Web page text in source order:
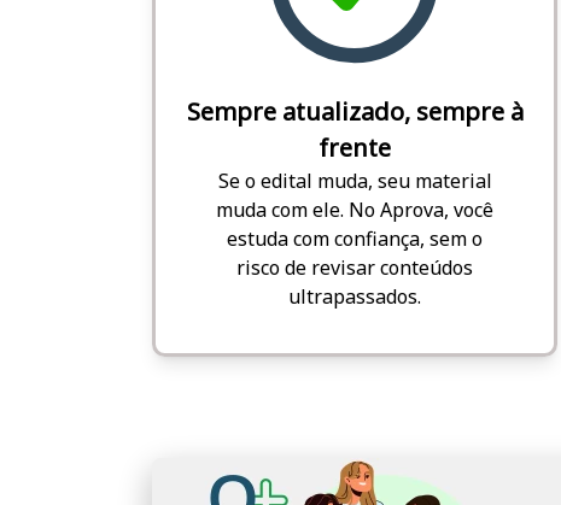
Sempre atualizado, sempre à
frente
Se o edital muda, seu material
muda com ele. No Aprova, você
estuda com confiança, sem o
risco de revisar conteúdos
ultrapassados.